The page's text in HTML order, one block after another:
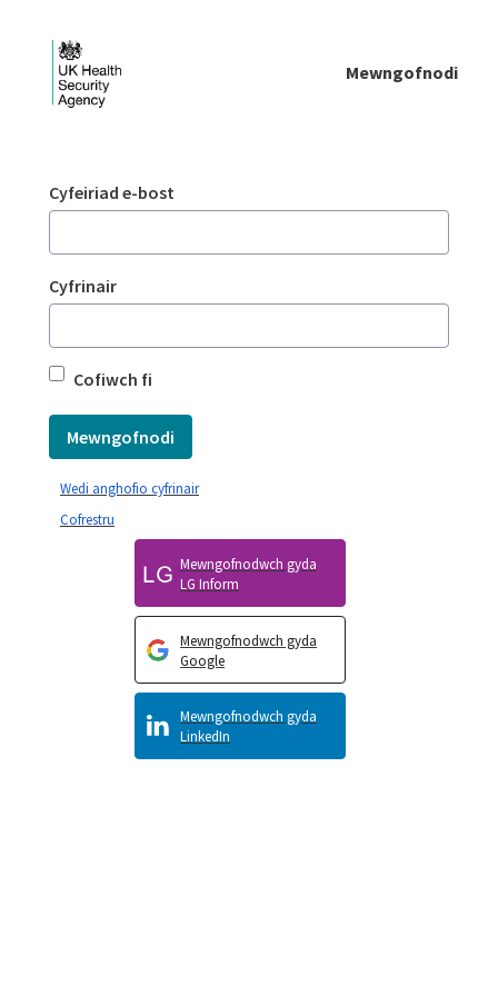
Mewngofnodi
Mewngofnodi
Cyfeiriad e-bost
Cyfrinair
Cofiwch fi
Mewngofnodi
Mewngofnodwch gyda
LinkedIn
Mewngofnodwch gyda
Google
Mewngofnodwch gyda
LG Inform
Cofrestru
Wedi anghofio cyfrinair